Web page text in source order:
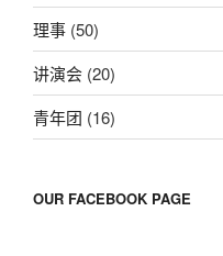
理事 (50)
讲演会 (20)
青年团 (16)
OUR FACEBOOK PAGE